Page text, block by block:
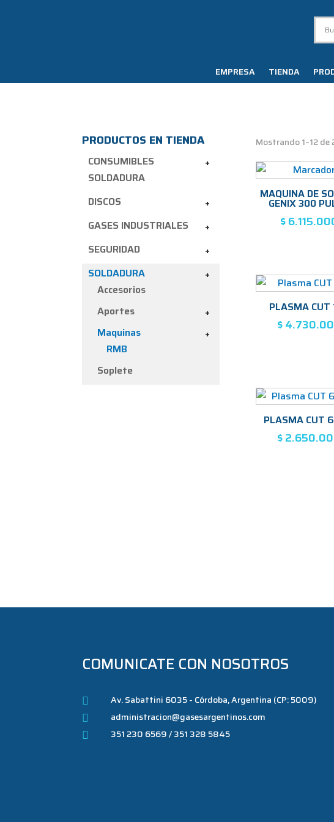
EMPRESA TIENDA
PRODUCTOS EN TIENDA
+
CONSUMIBLES
SOLDADURA
+
DISCOS
+
GASES INDUSTRIALES
+
SEGURIDAD
+
SOLDADURA
Accesorios
+
Aportes
+
Maquinas
RMB
Soplete
Mostrando 1–12
MAQUINA DE
GENIX 300
$
PLASMA CUT
$
PLASMA CUT
$
COMUNICATE CON NOSOTROS
 Av. Sabattini 6035 - Córdoba, Argentina (CP: 5009)
 administracion@gasesargentinos.com
 351 230 6569 / 351 328 5845